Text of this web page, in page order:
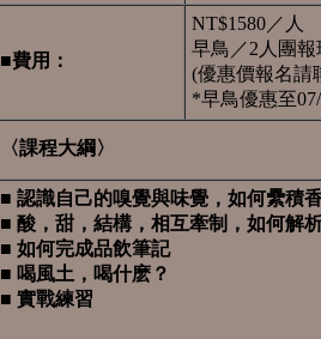
■費用 ：
NT$1580／人
早鳥／2人團報
(優惠價報名請
*早鳥優惠至
〈課程大綱〉
■ 認識自己的嗅覺與味覺，如何纍積
■ 酸，甜，結構，相互牽制，如何解
■ 如何完成品飲筆記
■ 喝風土，喝什麽？
■ 實戰練習